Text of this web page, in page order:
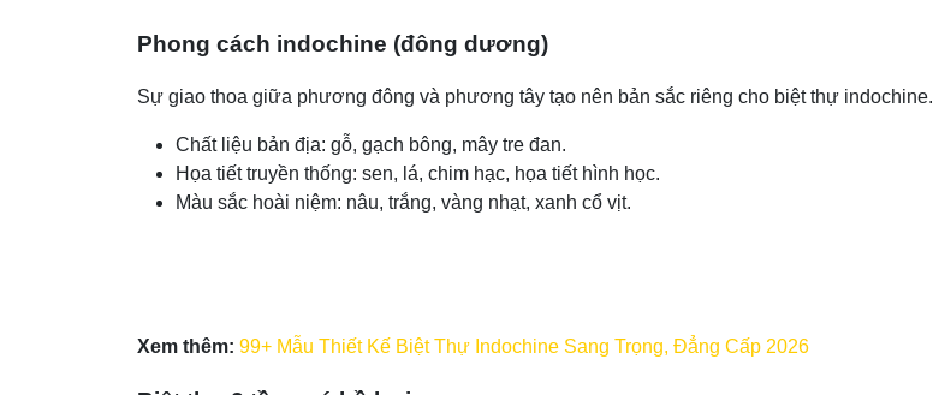
Phong cách indochine (đông dương)
Sự giao thoa giữa phương đông và phương tây tạo nên bản sắc riêng cho biệt thự indochine.
Chất liệu bản địa: gỗ, gạch bông, mây tre đan.
Họa tiết truyền thống: sen, lá, chim hạc, họa tiết hình học.
Màu sắc hoài niệm: nâu, trắng, vàng nhạt, xanh cổ vịt.
Xem thêm: 99+ Mẫu Thiết Kế Biệt Thự Indochine Sang Trọng, Đẳng Cấp 2026